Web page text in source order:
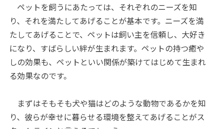
ペットを飼うにあたっては、それぞれのニーズを知
り、それを満たしてあげることが基本です。ニーズを満
たしてあげることで、ペットは飼い主を信頼し、大好き
になり、すばらしい絆が生まれます。ペットの持つ癒や
しの効果も、ペットといい関係が築けてはじめて生まれ
る効果なのです。
まずはそもそも犬や猫はどのような動物であるかを知
り、彼らが幸せに暮らせる環境を整えてあげることがス